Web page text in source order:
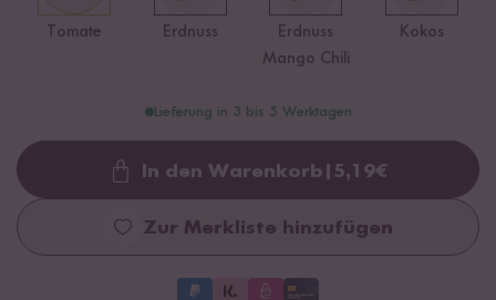
Tomate Erdnuss
Erdnuss
Mango Chili
Kokos
Lieferung in 3 bis 5 Werktagen
Loading...
In den Warenkorb 5,19€
Zur Merkliste hinzufügen